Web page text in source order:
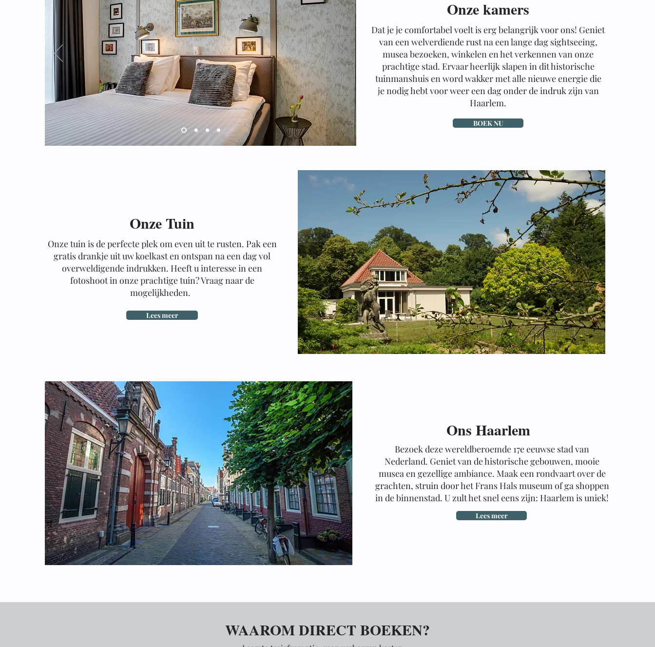
Onze kamers
Dat je je comfortabel voelt is erg belangrijk voor ons! Geniet
van een welverdiende rust na een lange dag sightseeing,
musea bezoeken, winkelen en het verkennen van onze
prachtige stad. Ervaar heerlijk slapen in dit historische
tuinmanshuis en word wakker met alle nieuwe energie die
je nodig hebt voor weer een dag onder de indruk zijn van
Haarlem.
BOEK NU
Onze Tuin
Onze tuin is de perfecte plek om even uit te rusten. Pak een
gratis drankje uit uw koelkast en ontspan na een dag vol
overweldigende indrukken. Heeft u interesse in een
fotoshoot in onze prachtige tuin? Vraag naar de
mogelijkheden.
Lees meer
Ons Haarlem
Bezoek deze wereldberoemde 17e eeuwse stad van
Nederland. Geniet van de historische gebouwen, mooie
musea en gezellige ambiance. Maak een rondvaart over de
grachten, struin door het Frans Hals museum of ga shoppen
in de binnenstad. U zult het snel eens zijn: Haarlem is uniek!
Lees meer
WAAROM DIRECT BOEKEN?